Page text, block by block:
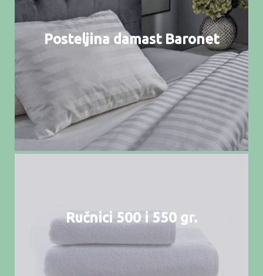
Posteljina damast Baronet
Ručnici 500 i 550 gr.